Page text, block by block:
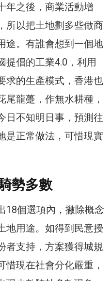
年之後，商業活動增
所以把土地劃多些做商
途。有誰會想到一個地
提倡的工業4.0，利用
求的生產模式，香港也
尾龍躉，作無水耕種，
日不知明日事，預測往
是正常做法，可惜現實
勢多數
18個選項內，撇除概念
地用途。如得到民意授
者支持，方案獲得城規
惜現在社會分化嚴重，